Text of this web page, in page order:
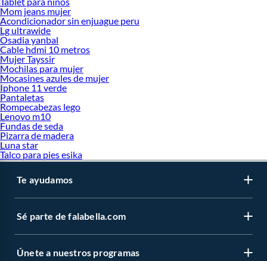
Mom jeans mujer
Acondicionador sin enjuague peru
Lg ultrawide
Osadia yanbal
Cable hdmi 10 metros
Mujer Tayssir
Mochilas para mujer
Mocasines azules de mujer
Iphone 11 verde
Pantaletas
Rompecabezas lego
Lenovo m10
Fundas de seda
Pizarra de madera
Luna star
Talco para pies esika
Te ayudamos
Sé parte de falabella.com
Únete a nuestros programas